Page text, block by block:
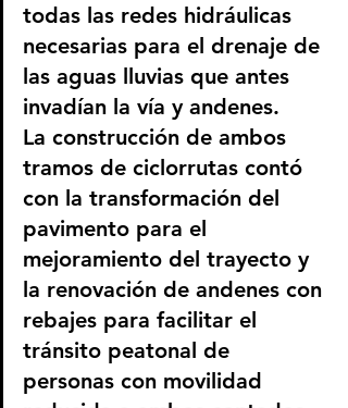
todas las redes hidráulicas
necesarias para el drenaje de
las aguas lluvias que antes
invadían la vía y andenes.
La construcción de ambos
tramos de ciclorrutas contó
con la transformación del
pavimento para el
mejoramiento del trayecto y
la renovación de andenes con
rebajes para facilitar el
tránsito peatonal de
personas con movilidad